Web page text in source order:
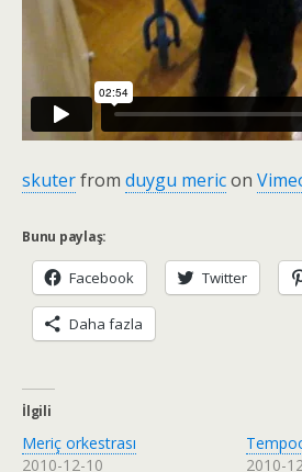
skuterfrom duygu mericon
Bunu paylaş:
Facebook Twitter
Daha fazla
İlgili
Meriç orkestrası
2010-12-10
2010-